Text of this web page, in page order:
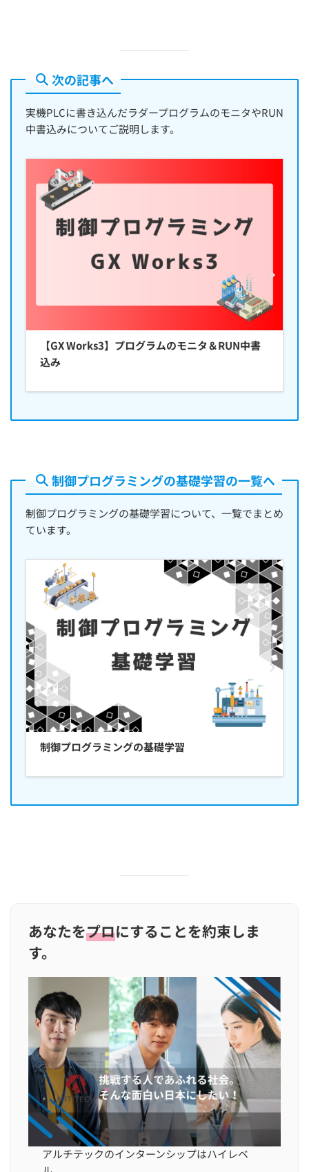
次の記事へ
実機PLCに書き込んだラダープログラムのモニタやRUN
中書込みについてご説明します。
【GX Works3】プログラムのモニタ＆RUN中書
込み
制御プログラミングの基礎学習の一覧へ
制御プログラミングの基礎学習について、一覧でまとめ
ています。
制御プログラミングの基礎学習
あなたをプロにすることを約束しま
す。
アルチテックのインターンシップはハイレベ